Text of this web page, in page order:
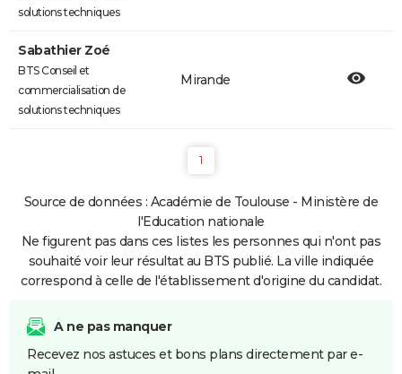
solutions techniques
Sabathier Zoé
BTS Conseil et
commercialisation de
solutions techniques
Mirande
1
Source de données : Académie de Toulouse - Ministère de
l'Education nationale
Ne figurent pas dans ces listes les personnes qui n'ont pas
souhaité voir leur résultat au BTS publié. La ville indiquée
correspond à celle de l'établissement d'origine du candidat.
A ne pas manquer
Recevez nos astuces et bons plans directement par e-